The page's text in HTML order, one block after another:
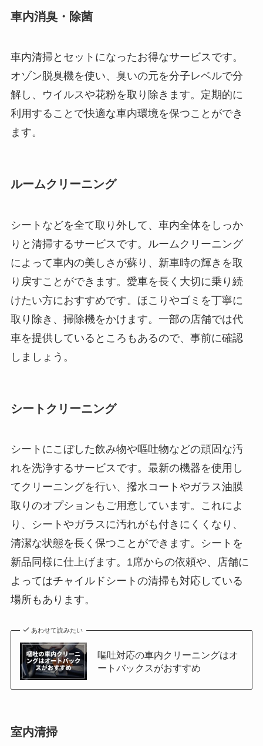
車内消臭・除菌
車内清掃とセットになったお得なサービスです。
オゾン脱臭機を使い、臭いの元を分子レベルで分
解し、ウイルスや花粉を取り除きます。定期的に
利用することで快適な車内環境を保つことができ
ます。
ルームクリーニング
シートなどを全て取り外して、車内全体をしっか
りと清掃するサービスです。ルームクリーニング
によって車内の美しさが蘇り、新車時の輝きを取
り戻すことができます。愛車を長く大切に乗り続
けたい方におすすめです。ほこりやゴミを丁寧に
取り除き、掃除機をかけます。一部の店舗では代
車を提供しているところもあるので、事前に確認
しましょう。
シートクリーニング
シートにこぼした飲み物や嘔吐物などの頑固な汚
れを洗浄するサービスです。最新の機器を使用し
てクリーニングを行い、撥水コートやガラス油膜
取りのオプションもご用意しています。これによ
り、シートやガラスに汚れがも付きにくくなり、
清潔な状態を長く保つことができます。シートを
新品同様に仕上げます。1席からの依頼や、店舗に
よってはチャイルドシートの清掃も対応している
場所もあります。
あわせて読みたい
嘔吐対応の車内クリーニングはオ
ートバックスがおすすめ
室内清掃